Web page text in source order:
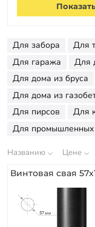
Для забора Для
Для гаража
Для
Для дома из бруса
Для дома из
Для пирсов
Для
Для промышленных
Названию Цене
Винтовая свая